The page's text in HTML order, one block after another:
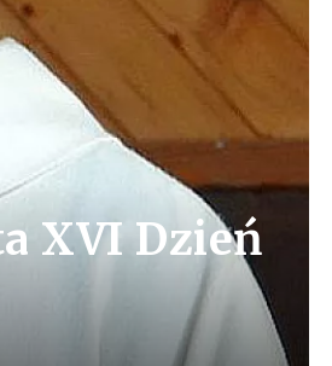
XVI Dzień